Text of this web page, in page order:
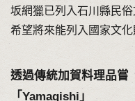
坂網獵已列入石川縣民
希望將來能列入國家文化
透過傳統加賀料理品嘗
「Yamagishi」